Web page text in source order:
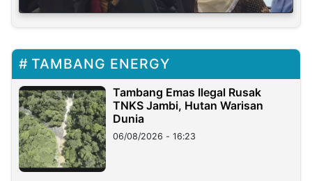
TAMBANG ENERGY
Tambang Emas Ilegal Rusak
TNKS Jambi, Hutan Warisan
Dunia
06/08/2026 - 16:23